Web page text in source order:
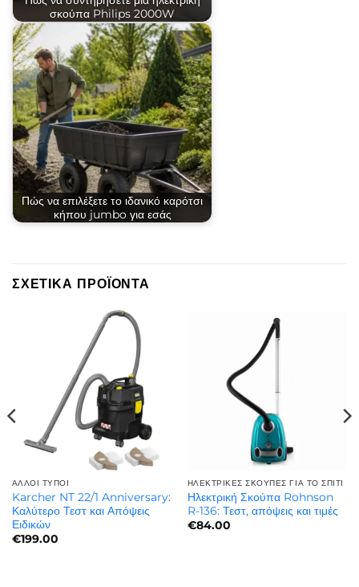
σκούπα Philips 2000W
Πώς να επιλέξετε το ιδανικό καρότσι
κήπου jumbo για εσάς
ΣΧΕΤΙΚΆ ΠΡΟΪΌΝΤΑ
ΆΛΛΟΙ ΤΎΠΟΙ
Karcher NT 22/1 Anniversary:
Καλύτερο Τεστ και Απόψεις
Ειδικών
€199.00
ΗΛΕΚΤΡΙΚΈΣ ΣΚΟΎΠΕΣ ΓΙΑ ΤΟ ΣΠΊΤΙ
Ηλεκτρική Σκούπα Rohnson
R-136: Τεστ, απόψεις και τιμές
€84.00